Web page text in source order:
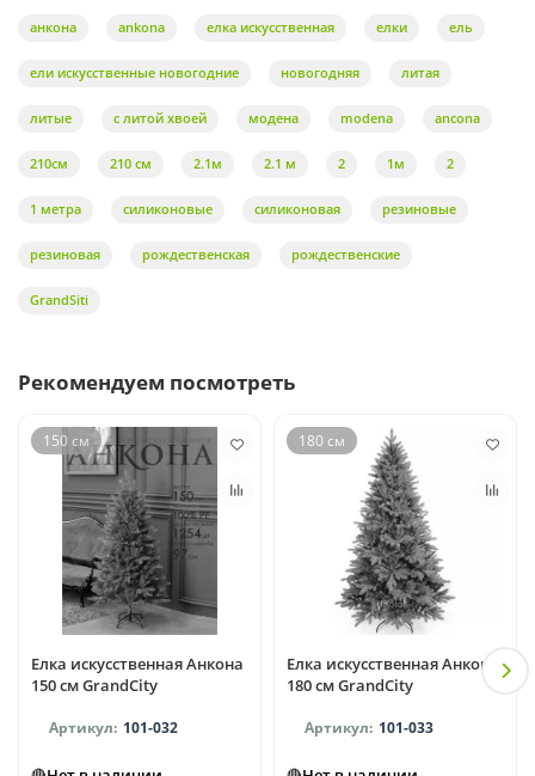
анкона ankona елка искусственная елки ель
ели искусственные новогодние новогодняя литая
литые с литой хвоей модена modena ancona
210см 210 см 2.1м 2.1 м 2 1м 2
1 метра силиконовые силиконовая резиновые
резиновая рождественская рождественские
GrandSiti
Рекомендуем посмотреть
150 см
Елка искусственная Анкона
150 см GrandCity
101-032
180 см
Елка искусственная Анкона
180 см GrandCity
101-033